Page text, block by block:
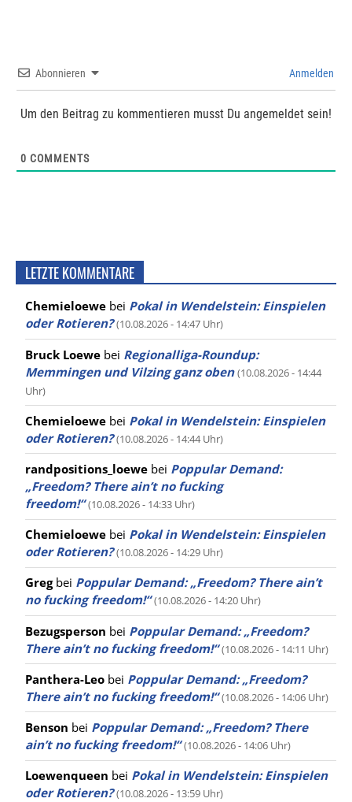
Abonnieren Anmelden
Um den Beitrag zu kommentieren musst Du angemeldet sein!
0 COMMENTS
LETZTE KOMMENTARE
Chemieloewe bei Pokal in Wendelstein: Einspielen
oder Rotieren? (10.08.2026 - 14:47 Uhr)
Bruck Loewe bei Regionalliga-Roundup:
Memmingen und Vilzing ganz oben (10.08.2026 - 14:44
Uhr)
Chemieloewe bei Pokal in Wendelstein: Einspielen
oder Rotieren? (10.08.2026 - 14:44 Uhr)
randpositions_loewe bei Poppular Demand:
„Freedom? There ain’t no fucking
freedom!“ (10.08.2026 - 14:33 Uhr)
Chemieloewe bei Pokal in Wendelstein: Einspielen
oder Rotieren? (10.08.2026 - 14:29 Uhr)
Gregbei Poppular Demand: „Freedom? There ain’t
no fucking freedom!“ (10.08.2026 - 14:20 Uhr)
Bezugsperson bei Poppular Demand: „Freedom?
There ain’t no fucking freedom!“ (10.08.2026 - 14:11 Uhr)
Panthera-Leo bei Poppular Demand: „Freedom?
There ain’t no fucking freedom!“ (10.08.2026 - 14:06 Uhr)
Benson bei Poppular Demand: „Freedom? There
ain’t no fucking freedom!“ (10.08.2026 - 14:06 Uhr)
Loewenqueen bei Pokal in Wendelstein: Einspielen
oder Rotieren? (10.08.2026 - 13:59 Uhr)